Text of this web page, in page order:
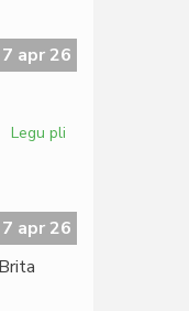
stimulas
la
apr 26
Legu pli
Santiago"...
en
apr 26